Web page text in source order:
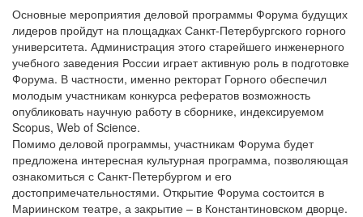
Основные мероприятия деловой программы Форума будущих
лидеров пройдут на площадках Санкт-Петербургского горного
университета. Администрация этого старейшего инженерного
учебного заведения России играет активную роль в подготовке
Форума. В частности, именно ректорат Горного обеспечил
молодым участникам конкурса рефератов возможность
опубликовать научную работу в сборнике, индексируемом
Scopus, Web of Science.
Помимо деловой программы, участникам Форума будет
предложена интересная культурная программа, позволяющая
ознакомиться с Санкт-Петербургом и его
достопримечательностями. Открытие Форума состоится в
Мариинском театре, а закрытие – в Константиновском дворце.